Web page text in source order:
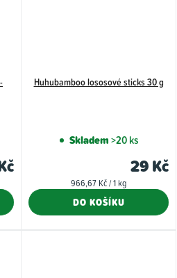
Huhubamboo lososové sticks 30 g
Skladem>20 ks
29 Kč
Měrná
966,67 Kč / 1 kg
DO KOŠÍKU